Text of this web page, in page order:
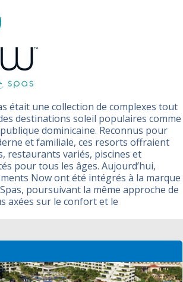
était une collection de complexes tout
destinations soleil populaires comme
dominicaine. Reconnus pour
et familiale, ces resorts offraient
restaurants variés, piscines et
pour tous les âges. Aujourd’hui,
Now ont été intégrés à la marque
poursuivant la même approche de
axées sur le confort et le